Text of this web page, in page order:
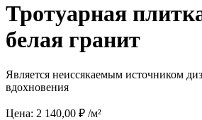
Тротуарная
белая гранит
Является неиссякаемым источником
вдохновения
Цена: 2 140,00 ₽ /м²